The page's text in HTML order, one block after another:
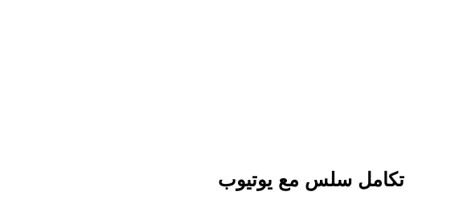
تكامل سلس مع يوتيوب